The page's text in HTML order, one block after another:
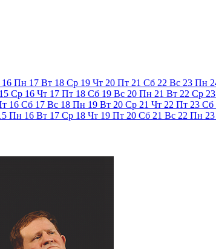
16 Пн 17 Вт 18 Ср 19 Чт 20 Пт 21 Сб 22 Вс 23 Пн
15 Ср 16 Чт 17 Пт 18 Сб 19 Вс 20 Пн 21 Вт 22 Ср 23
16 Сб 17 Вс 18 Пн 19 Вт 20 Ср 21 Чт 22 Пт 23 Сб
Пн 16 Вт 17 Ср 18 Чт 19 Пт 20 Сб 21 Вс 22 Пн 23